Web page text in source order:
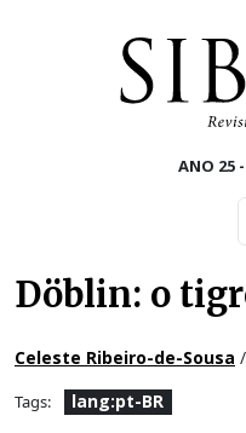
ANO 25
Döblin: o
Celeste Ribeiro-de-Sousa
Tags: lang:pt-BR